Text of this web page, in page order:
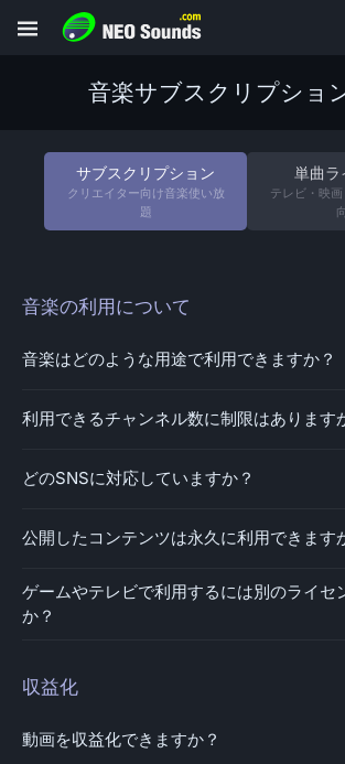
音楽サブスクリプショ
サブスクリプション
クリエイター向け音楽使い放
題
単曲ラ
テレビ・映
音楽の利用について
音楽はどのような用途で利用できますか？
利用できるチャンネル数に制限はあります
どのSNSに対応していますか？
公開したコンテンツは永久に利用できます
ゲームやテレビで利用するには別のライセ
か？
収益化
動画を収益化できますか？